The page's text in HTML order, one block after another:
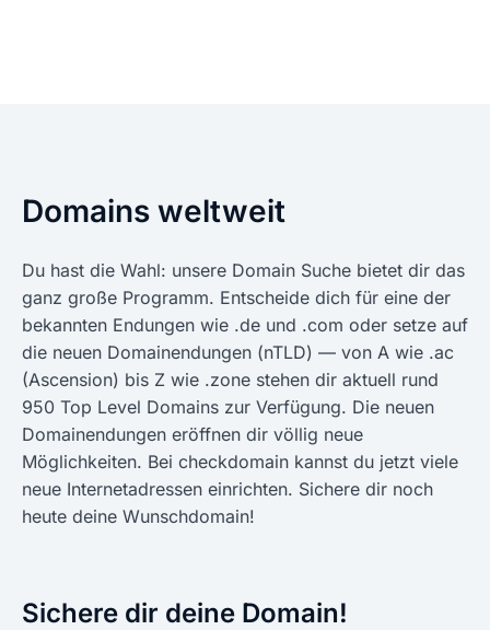
Domains weltweit
Du hast die Wahl: unsere Domain Suche bietet dir das
ganz große Programm. Entscheide dich für eine der
bekannten Endungen wie .de und .com oder setze auf
die neuen Domainendungen (nTLD) — von A wie .ac
(Ascension) bis Z wie .zone stehen dir aktuell rund
950 Top Level Domains zur Verfügung. Die neuen
Domainendungen eröffnen dir völlig neue
Möglichkeiten. Bei checkdomain kannst du jetzt viele
neue Internetadressen einrichten. Sichere dir noch
heute deine Wunschdomain!
Sichere dir deine Domain!